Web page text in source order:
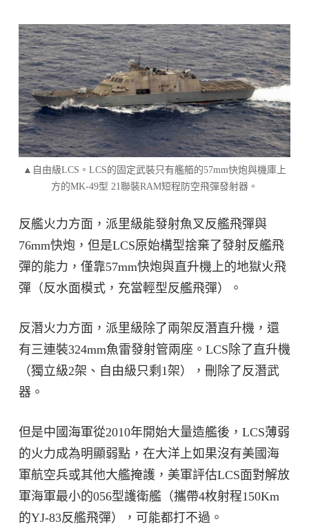
▲自由級LCS。LCS的固定武裝只有艦艏的57mm快炮與機庫上
方的MK-49型 21聯裝RAM短程防空飛彈發射器。
反艦火力方面，派里級能發射魚叉反艦飛彈與
76mm快炮，但是LCS原始構型捨棄了發射反艦飛
彈的能力，僅靠57mm快炮與直升機上的地獄火飛
彈（反水面模式，充當輕型反艦飛彈）。
反潛火力方面，派里級除了兩架反潛直升機，還
有三連裝324mm魚雷發射管兩座。LCS除了直升機
（獨立級2架、自由級只剩1架），刪除了反潛武
器。
但是中國海軍從2010年開始大量造艦後，LCS薄弱
的火力成為明顯弱點，在大洋上如果沒有美國海
軍航空兵或其他大艦掩護，美軍評估LCS面對解放
軍海軍最小的056型護衛艦（攜帶4枚射程150Km
的YJ-83反艦飛彈），可能都打不過。